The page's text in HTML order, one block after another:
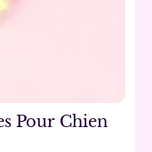
Pour Chien